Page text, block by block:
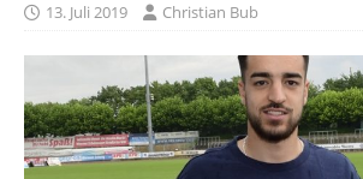
13. Juli 2019 Christian Bub